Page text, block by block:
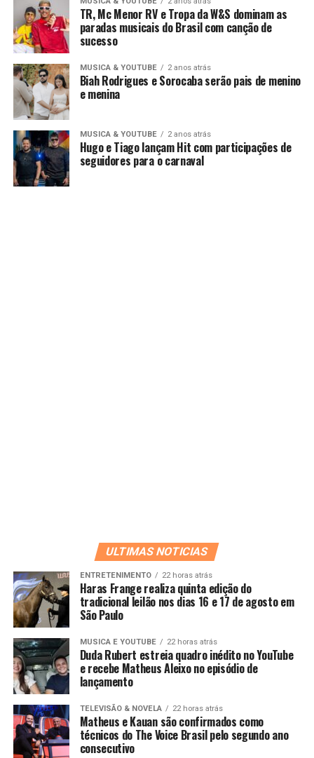
TR, Mc Menor RV e Tropa da W&S dominam as
paradas musicais do Brasil com canção de
sucesso
MUSICA & YOUTUBE 2 anos atrás
Biah Rodrigues e Sorocaba serão pais de menino
e menina
MUSICA & YOUTUBE 2 anos atrás
Hugo e Tiago lançam Hit com participações de
seguidores para o carnaval
ULTIMAS NOTICIAS
ENTRETENIMENTO 22 horas atrás
Haras Frange realiza quinta edição do
tradicional leilão nos dias 16 e 17 de agosto em
São Paulo
MUSICA E YOUTUBE 22 horas atrás
Duda Rubert estreia quadro inédito no YouTube
e recebe Matheus Aleixo no episódio de
lançamento
TELEVISÃO & NOVELA 22 horas atrás
Matheus e Kauan são confirmados como
técnicos do The Voice Brasil pelo segundo ano
consecutivo